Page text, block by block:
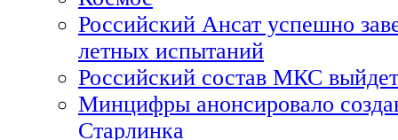
Российский Ансат успешно
летных испытаний
Российский состав МКС
Минцифры анонсировало
Старлинка